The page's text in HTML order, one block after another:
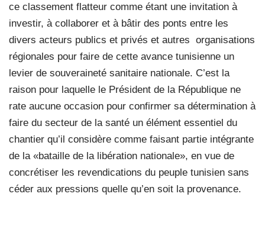
ce classement flatteur comme étant une invitation à
investir, à collaborer et à bâtir des ponts entre les
divers acteurs publics et privés et autres organisations
régionales pour faire de cette avance tunisienne un
levier de souveraineté sanitaire nationale. C’est la
raison pour laquelle le Président de la République ne
rate aucune occasion pour confirmer sa détermination à
faire du secteur de la santé un élément essentiel du
chantier qu’il considère comme faisant partie intégrante
de la «bataille de la libération nationale», en vue de
concrétiser les revendications du peuple tunisien sans
céder aux pressions quelle qu’en soit la provenance.